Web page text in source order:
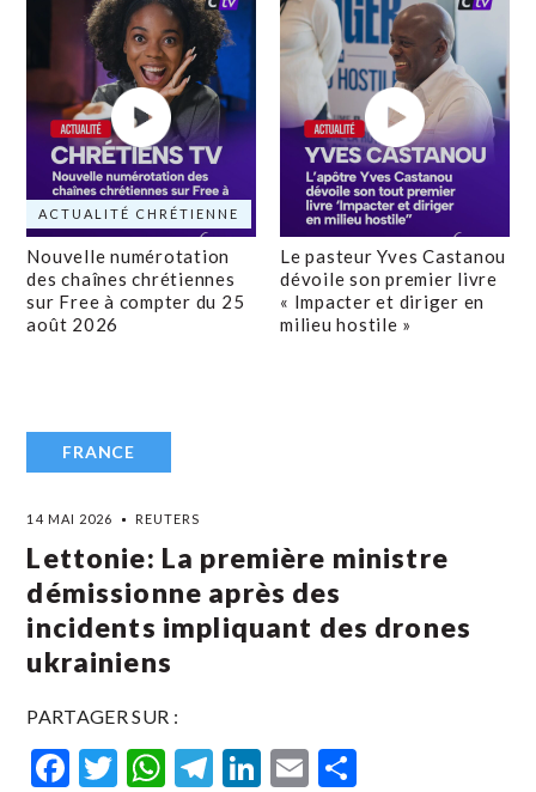
ACTUALITÉ CHRÉTIENNE
Nouvelle numérotation
des chaînes chrétiennes
sur Free à compter du 25
août 2026
Le pasteur Yves Castanou
dévoile son premier livre
« Impacter et diriger en
milieu hostile »
FRANCE
14 MAI 2026 REUTERS
Lettonie: La première ministre
démissionne après des
incidents impliquant des drones
ukrainiens
PARTAGER SUR :
Facebook
Twitter
WhatsApp
Telegram
LinkedIn
Email